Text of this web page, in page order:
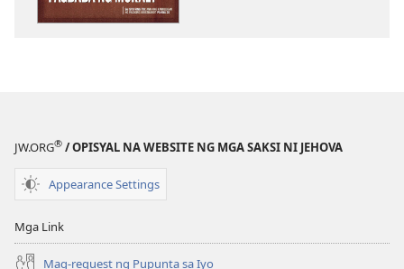
JW.ORG® / OPISYAL NA WEBSITE NG MGA SAKSI NI JEHOVA
Appearance Settings
Mga Link
Mag-request ng Pupunta sa Iyo